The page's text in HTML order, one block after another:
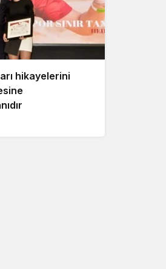
hikayelerini